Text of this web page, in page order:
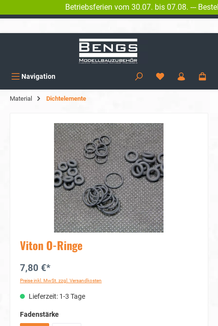
KOSTENLOSER VERSAND AB 150€
Betriebsferien vom 30.07. bis 07.08. ---
Navigation
Material Dichtelemente
Bildergalerie überspringen
Viton O-Ringe
7,80 €*
Preise inkl. MwSt. zzgl. Versandkosten
Lieferzeit: 1-3 Tage
Fadenstärkeauswählen